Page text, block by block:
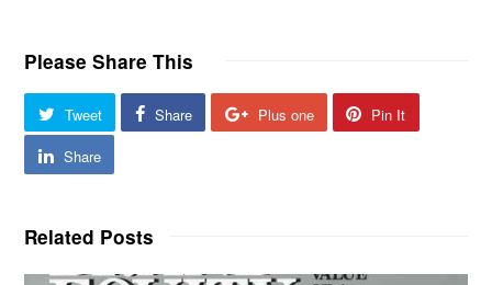
Please Share This
Tweet Share Plus one Pin It
Share
Related Posts